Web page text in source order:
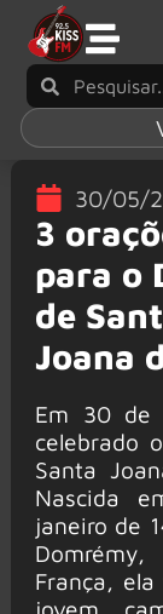
30/05/
3
para o
de
Joana
Em 30 de
celebrado
Santa
Nascida
janeiro de
França,